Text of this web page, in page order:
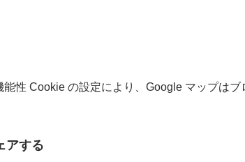
性 Cookie の設定により、Google マップはブ
アする